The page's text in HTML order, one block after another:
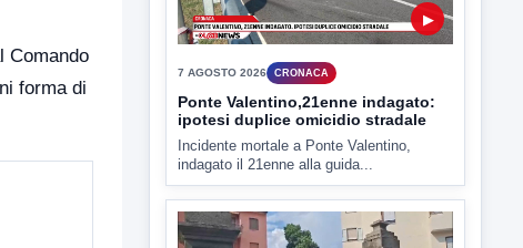
Comando
forma di
7 AGOSTO 2026 CRONACA